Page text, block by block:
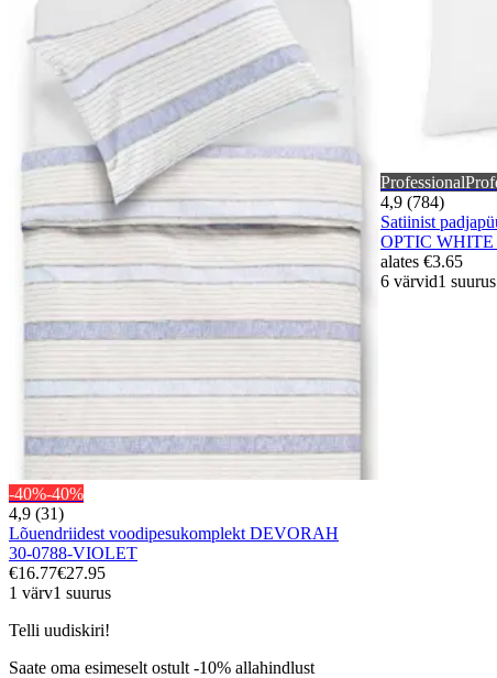
-40%-40%
4,9 (31)
Lõuendriidest voodipesukomplekt DEVORAH
30-0788-VIOLET
€16.77€27.95
1 värv1 suurus
Professional
4,9 (784)
Satiinist
OPTIC
alates €3.65
6 värvid1 suurus
Telli uudiskiri!
Saate oma esimeselt ostult -10% allahindlust